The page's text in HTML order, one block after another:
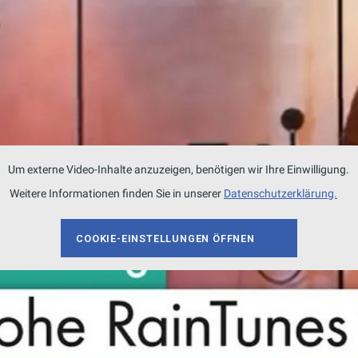
zu müssen.
Um externe Video-Inhalte anzuzeigen, benötigen wir Ihre Einwilligung.
Weitere Informationen finden Sie in unserer Datenschutzerklärung.
COOKIE-EINSTELLUNGEN ÖFFNEN